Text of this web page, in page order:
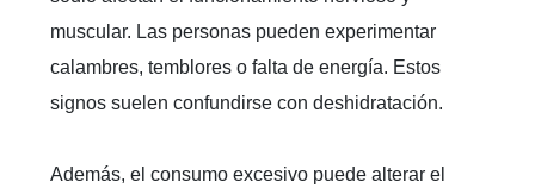
muscular. Las personas pueden experimentar
calambres, temblores o falta de energía. Estos
signos suelen confundirse con deshidratación.
Además, el consumo excesivo puede alterar el